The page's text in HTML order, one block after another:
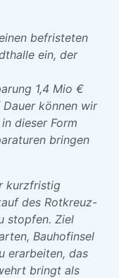
befristeten
ein, der
1,4 Mio €
können wir
dieser Form
bringen
kurzfristig
des Rotkreuz-
stopfen. Ziel
Bauhofinsel
erarbeiten, das
bringt als